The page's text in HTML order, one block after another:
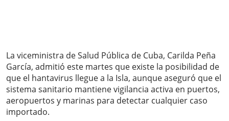
La viceministra de Salud Pública de Cuba, Carilda Peña
García, admitió este martes que existe la posibilidad de
que el hantavirus llegue a la Isla, aunque aseguró que el
sistema sanitario mantiene vigilancia activa en puertos,
aeropuertos y marinas para detectar cualquier caso
importado.